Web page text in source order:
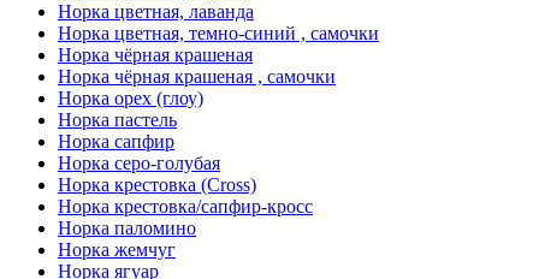
Норка цветная, лаванда
Норка цветная, темно-синий , самочки
Норка чёрная крашеная
Норка чёрная крашеная , самочки
Норка орех (глоу)
Норка пастель
Норка сапфир
Норка серо-голубая
Норка крестовка (Cross)
Норка крестовка/сапфир-кросс
Норка паломино
Норка жемчуг
Норка ягуар